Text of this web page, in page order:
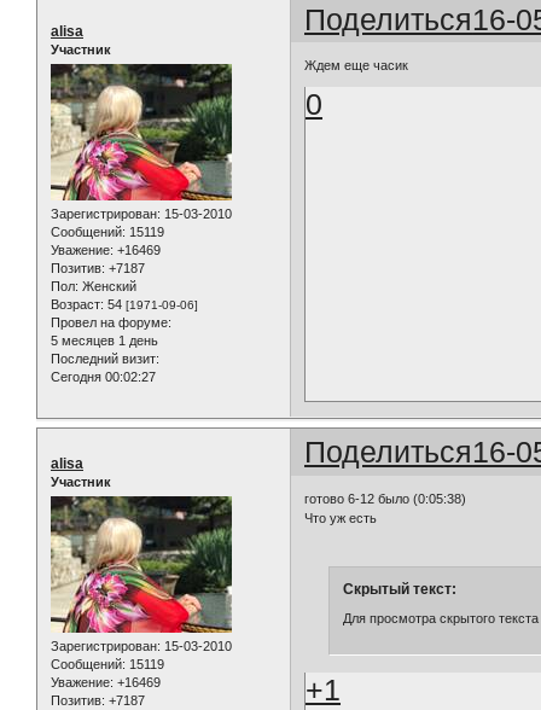
Поделиться16-
alisa
Участник
Зарегистрирован: 15-03-2010
Сообщений: 15119
Уважение: +16469
Позитив: +7187
Пол: Женский
Возраст: 54 [1971-09-06]
Провел на форуме:
5 месяцев 1 день
Последний визит:
Сегодня 00:02:27
Ждем еще часик
0
Поделиться16-
alisa
Участник
Зарегистрирован: 15-03-2010
Сообщений: 15119
Уважение: +16469
Позитив: +7187
готово 6-12 было (0:05:38)
Что уж есть
Скрытый текст:
Для просмотра скрытого
+1